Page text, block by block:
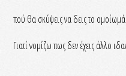
πού θα σκύψεις να δεις το
Γιατί νομίζω πως δεν έχεις άλλο